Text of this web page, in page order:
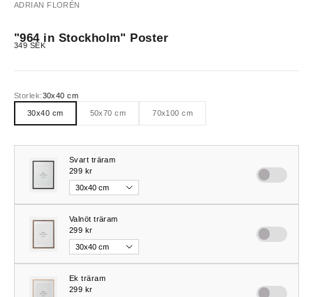
ADRIAN FLORÉN
"964 in Stockholm" Poster
REA-pris
349 SEK
Storlek:30x40 cm
30x40 cm 50x70 cm 70x100 cm